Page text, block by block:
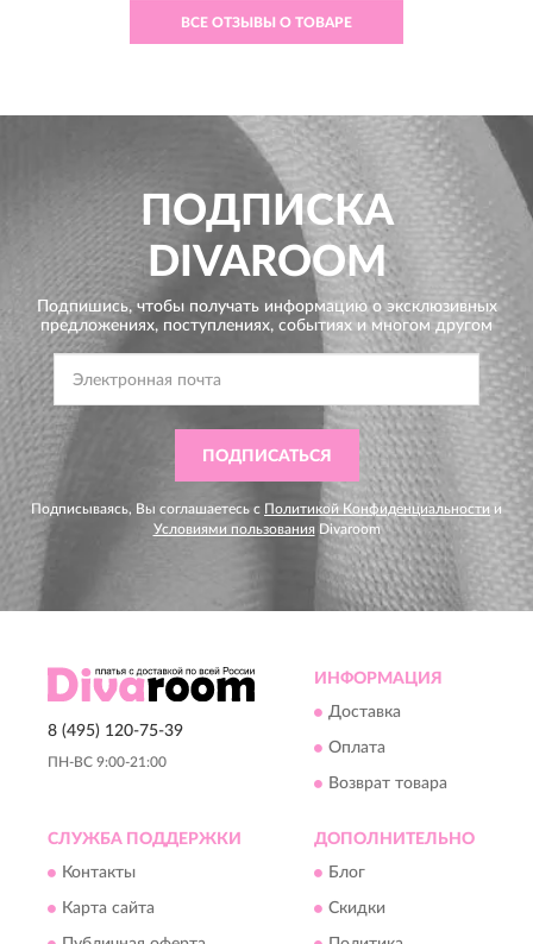
ВСЕ ОТЗЫВЫ О ТОВАРЕ
ПОДПИСКА
DIVAROOM
Подпишись, чтобы получать информацию о эксклюзивных
предложениях, поступлениях, событиях и многом другом
ПОДПИСАТЬСЯ
Подписываясь, Вы соглашаетесь с Политикой Конфиденциальности и
Условиями пользования Divaroom
8 (495) 120-75-39
ПН-ВС 9:00-21:00
ИНФОРМАЦИЯ
Доставка
Оплата
Возврат товара
СЛУЖБА ПОДДЕРЖКИ
Контакты
Карта сайта
ДОПОЛНИТЕЛЬНО
Блог
Скидки